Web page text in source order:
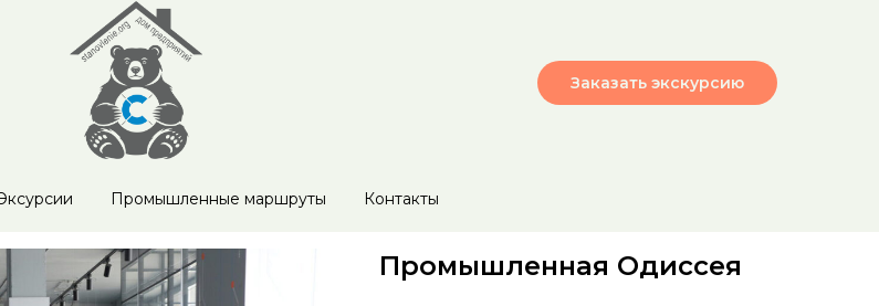
Заказать экскурсию
Промышленные маршруты Контакты
Промышленная Одиссея